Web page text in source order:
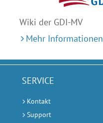
Wiki der GDI-MV
Mehr Informationen
SERVICE
Kontakt
Support